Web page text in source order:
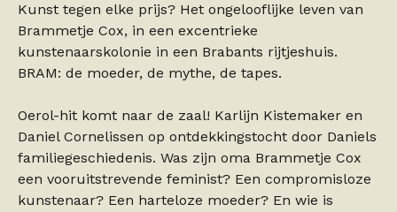
Kunst tegen elke prijs? Het ongelooflijke leven van
Brammetje Cox, in een excentrieke
kunstenaarskolonie in een Brabants rijtjeshuis.
BRAM: de moeder, de mythe, de tapes.
Oerol-hit komt naar de zaal! Karlijn Kistemaker en
Daniel Cornelissen op ontdekkingstocht door Daniels
familiegeschiedenis. Was zijn oma Brammetje Cox
een vooruitstrevende feminist? Een compromisloze
kunstenaar? Een harteloze moeder? En wie is